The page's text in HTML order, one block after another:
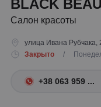
BLACK
Салон красоты
улица Ивана Рубчака,
Закрыто
/
+38 063 959 ...